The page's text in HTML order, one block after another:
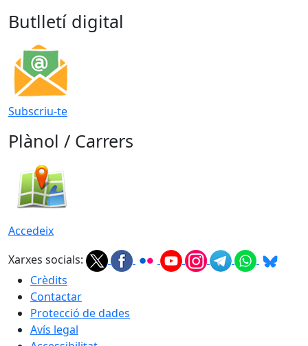
Butlletí digital
Subscriu-te
Plànol / Carrers
Accedeix
Xarxes socials:
Crèdits
Contactar
Protecció de dades
Avís legal